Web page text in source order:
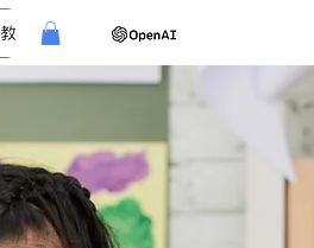
教育中心 活動機構 中小商戶